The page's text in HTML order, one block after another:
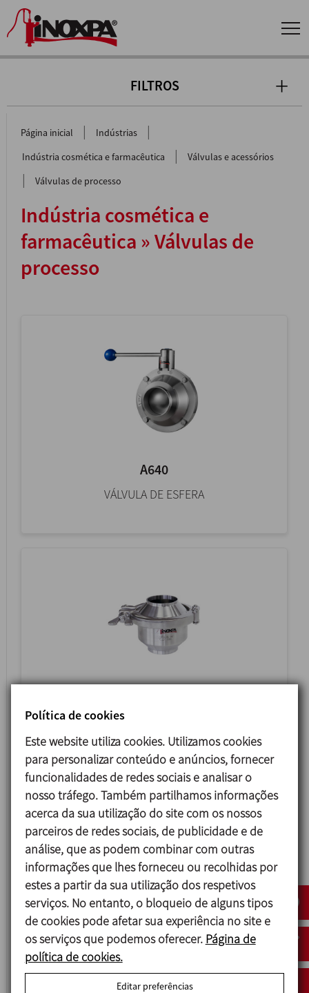
FILTROS
Página inicial | Indústrias |
Indústria cosmética e farmacêutica | Válvulas e acessórios
| Válvulas de processo
Indústria cosmética e
farmacêutica » Válvulas de
processo
A640
VÁLVULA DE ESFERA
7550
VÁLVULA DE PRESSÃO-VÁCUO
Política de cookies
Este website utiliza cookies. Utilizamos cookies
para personalizar conteúdo e anúncios, fornecer
funcionalidades de redes sociais e analisar o
nosso tráfego. Também partilhamos informações
acerca da sua utilização do site com os nossos
parceiros de redes sociais, de publicidade e de
análise, que as podem combinar com outras
informações que lhes forneceu ou recolhidas por
estes a partir da sua utilização dos respetivos
serviços. No entanto, o bloqueio de alguns tipos
de cookies pode afetar sua experiência no site e
os serviços que podemos oferecer. Página de
política de cookies.
Editar preferências